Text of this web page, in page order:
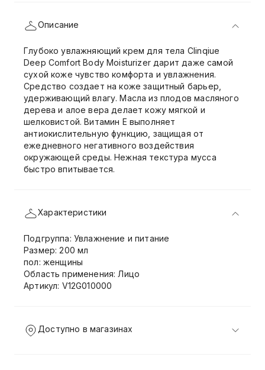
Описание
Глубоко увлажняющий крем для тела Clinqiue
Deep Comfort Body Moisturizer дарит даже самой
сухой коже чувство комфорта и увлажнения.
Средство создает на коже защитный барьер,
удерживающий влагу. Масла из плодов масляного
дерева и алое вера делает кожу мягкой и
шелковистой. Витамин E выполняет
антиокислительную функцию, защищая от
ежедневного негативного воздействия
окружающей среды. Нежная текстура мусса
быстро впитывается.
Характеристики
Подгруппа: Увлажнение и питание
Размер: 200 мл
пол: женщины
Область применения: Лицо
Артикул: V12G010000
Доступно в магазинах